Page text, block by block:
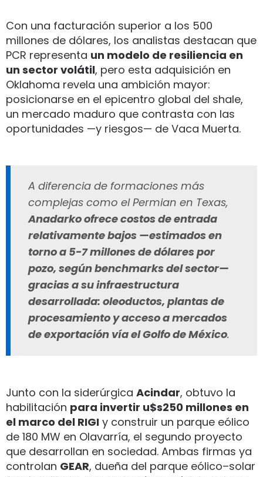
Con una facturación superior a los 500
millones de dólares, los analistas destacan que
PCR representa un modelo de resiliencia en
un sector volátil, pero esta adquisición en
Oklahoma revela una ambición mayor:
posicionarse en el epicentro global del shale,
un mercado maduro que contrasta con las
oportunidades —y riesgos— de Vaca Muerta.
A diferencia de formaciones más
complejas como el Permian en Texas,
Anadarko ofrece costos de entrada
relativamente bajos —estimados en
torno a 5-7 millones de dólares por
pozo, según benchmarks del sector—
gracias a su infraestructura
desarrollada: oleoductos, plantas de
procesamiento y acceso a mercados
de exportación vía el Golfo de México.
Junto con la siderúrgica Acindar, obtuvo la
habilitación para invertir u$s250 millones en
el marco del RIGI y construir un parque eólico
de 180 MW en Olavarría, el segundo proyecto
que desarrollan en sociedad. Ambas firmas ya
controlan GEAR, dueña del parque eólico–solar